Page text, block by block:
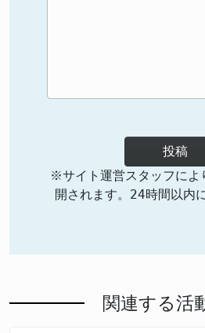
投稿
※サイト運営スタッフによ
開されます。24時間以内
関連する活